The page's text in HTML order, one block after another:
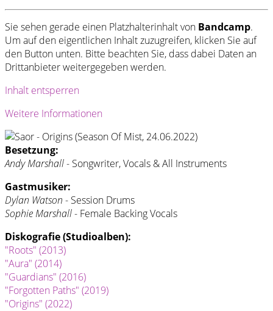
Sie sehen gerade einen Platzhalterinhalt von Bandcamp.
Um auf den eigentlichen Inhalt zuzugreifen, klicken Sie auf
den Button unten. Bitte beachten Sie, dass dabei Daten an
Drittanbieter weitergegeben werden.
Inhalt entsperren
Weitere Informationen
Besetzung:
Andy Marshall- Songwriter, Vocals & All Instruments
Gastmusiker:
Dylan Watson - Session Drums
Sophie Marshall- Female Backing Vocals
Diskografie (Studioalben):
"Roots" (2013)
"Aura" (2014)
"Guardians" (2016)
"Forgotten Paths" (2019)
"Origins" (2022)